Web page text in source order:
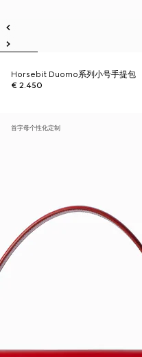
Horsebit Duomo系列小号手提包
€ 2.450
首字母个性化定制